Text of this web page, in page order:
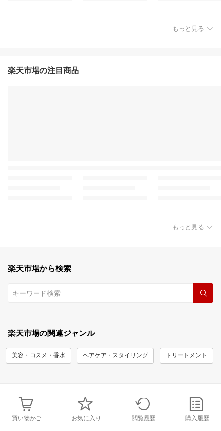
もっと見る
楽天市場の注目商品
もっと見る
楽天市場から検索
楽天市場の関連ジャンル
美容・コスメ・香水 ヘアケア・スタイリング トリートメント
買い物かご お気に入り 閲覧履歴 購入履歴